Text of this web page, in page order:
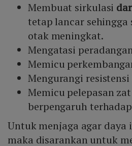
Membuat sirkulasi
tetap lancar sehingga
otak meningkat.
Mengatasi
Memicu
Mengurangi
Memicu pelepasan
berpengaruh
Untuk menjaga agar daya
maka disarankan untuk